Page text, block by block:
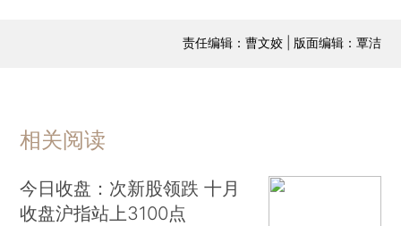
责任编辑：曹文姣 | 版面编辑：覃洁
相关阅读
今日收盘：次新股领跌 十月
收盘沪指站上3100点